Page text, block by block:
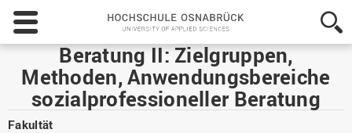
Hochschule
Osnabrück
-
University
of
Applied
Sciences
Beratung II: Zielgruppen,
Methoden, Anwendungsbereiche
sozialprofessioneller Beratung
Fakultät